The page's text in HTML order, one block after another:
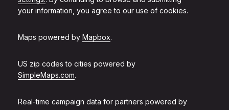
your information, you agree to our use of cookies.
Maps powered by Mapbox.
US zip codes to cities powered by
SimpleMaps.com.
Real-time campaign data for partners powered by